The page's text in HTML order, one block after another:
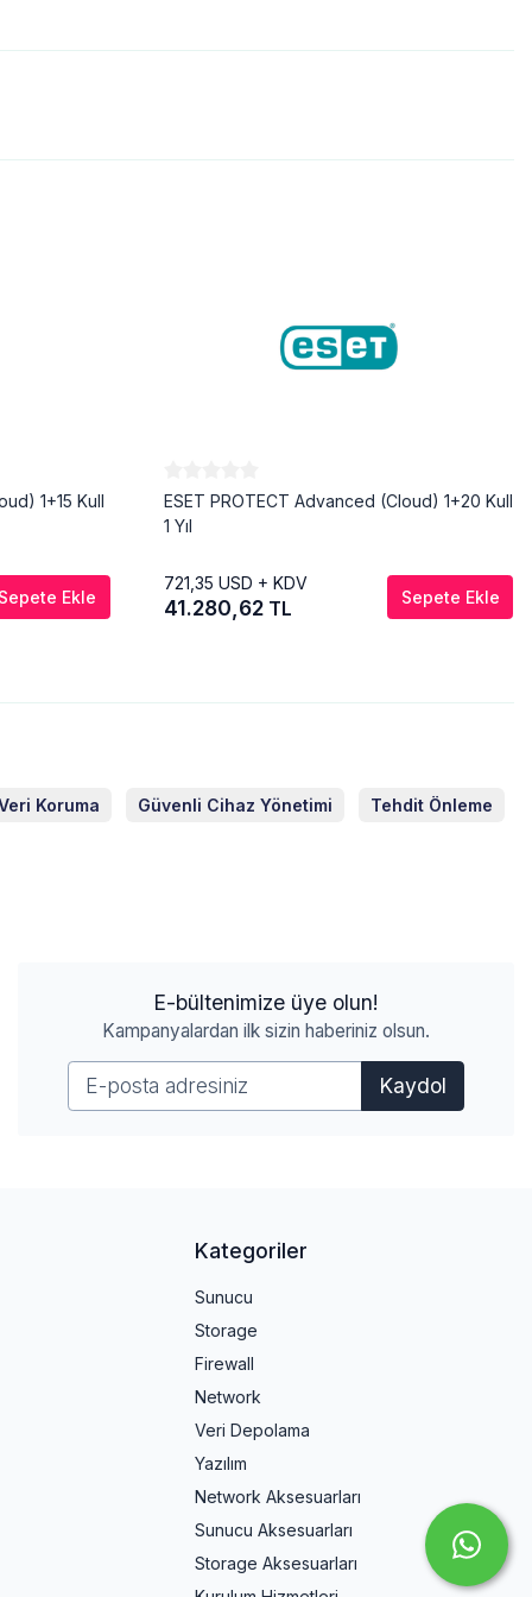
1+15 Kull
Sepete Ekle
ESET PROTECT Advanced (Cloud) 1+20 Kull
1 Yıl
721,35 USD + KDV
41.280,62 TL Sepete Ekle
Koruma Güvenli Cihaz Yönetimi Tehdit Önleme
E-bültenimize üye olun!
Kampanyalardan ilk sizin haberiniz olsun.
Kaydol
Kategoriler
Sunucu
Storage
Firewall
Network
Veri Depolama
Yazılım
Network Aksesuarları
Sunucu Aksesuarları
Storage Aksesuarları